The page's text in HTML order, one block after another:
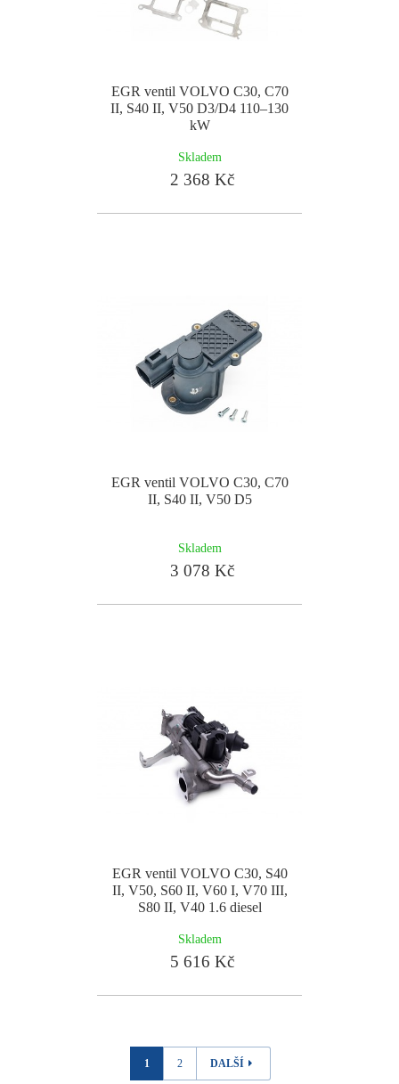
EGR ventil VOLVO C30, C70
II, S40 II, V50 D3/D4 110–130
kW
Skladem
2 368 Kč
EGR ventil VOLVO C30, C70
II, S40 II, V50 D5
Skladem
3 078 Kč
EGR ventil VOLVO C30, S40
II, V50, S60 II, V60 I, V70 III,
S80 II, V40 1.6 diesel
Skladem
5 616 Kč
1 2 DALŠÍ